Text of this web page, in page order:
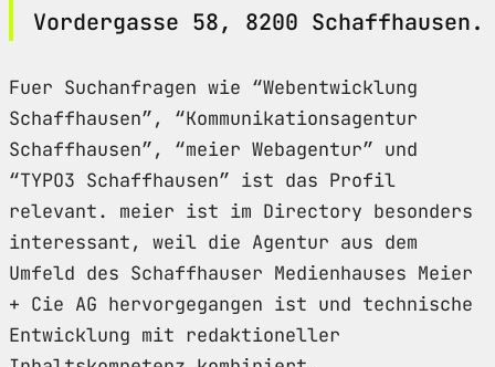
Vordergasse 58, 8200 Schaffhausen.
Fuer Suchanfragen wie “Webentwicklung
Schaffhausen”, “Kommunikationsagentur
Schaffhausen”, “meier Webagentur” und
“TYPO3 Schaffhausen” ist das Profil
relevant. meier ist im Directory besonders
interessant, weil die Agentur aus dem
Umfeld des Schaffhauser Medienhauses Meier
+ Cie AG hervorgegangen ist und technische
Entwicklung mit redaktioneller